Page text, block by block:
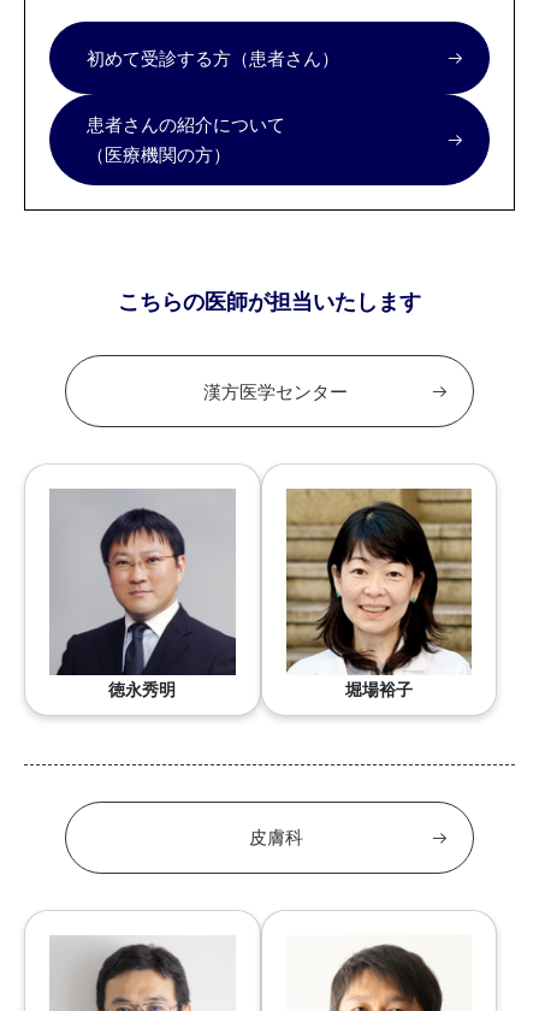
初めて受診する方（患者さん）
患者さんの紹介について
（医療機関の方）
こちらの医師が担当いたします
漢方医学センター
徳永秀明 堀場裕子
皮膚科